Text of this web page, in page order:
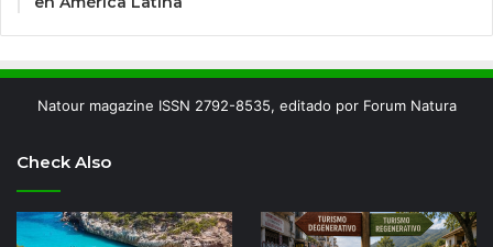
Natour magazine ISSN 2792-8535, editado por Forum Natura
Check Also